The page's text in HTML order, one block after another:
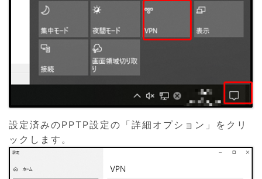
設定済みのPPTP設定の「詳細オプション」をクリ
ックします。